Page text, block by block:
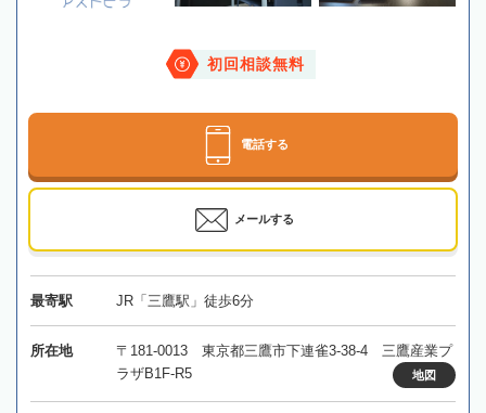
初回相談無料
電話する
メールする
最寄駅 JR「三鷹駅」徒歩6分
所在地
〒181-0013 東京都三鷹市下連雀3-38-4 三鷹産業プ
ラザB1F-R5
地図